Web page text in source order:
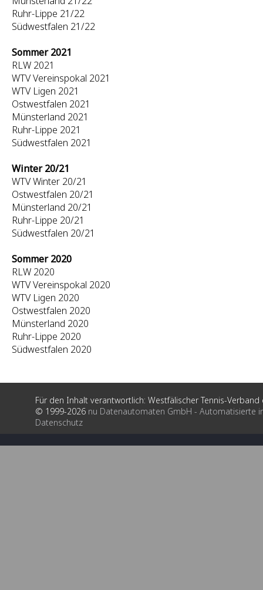
Ruhr-Lippe 21/22
Südwestfalen 21/22
Sommer 2021
RLW 2021
WTV Vereinspokal 2021
WTV Ligen 2021
Ostwestfalen 2021
Münsterland 2021
Ruhr-Lippe 2021
Südwestfalen 2021
Winter 20/21
WTV Winter 20/21
Ostwestfalen 20/21
Münsterland 20/21
Ruhr-Lippe 20/21
Südwestfalen 20/21
Sommer 2020
RLW 2020
WTV Vereinspokal 2020
WTV Ligen 2020
Ostwestfalen 2020
Münsterland 2020
Ruhr-Lippe 2020
Südwestfalen 2020
Für den Inhalt verantwortlich: Westfälischer Tennis-Verband
© 1999-2026 nu Datenautomaten GmbH - Automatisierte
Datenschutz